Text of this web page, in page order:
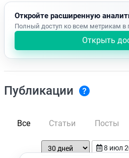
Откройте расширенную
Полный доступ ко всем метрикам в
Открыть
Публикации
Все Статьи Посты
8 июл